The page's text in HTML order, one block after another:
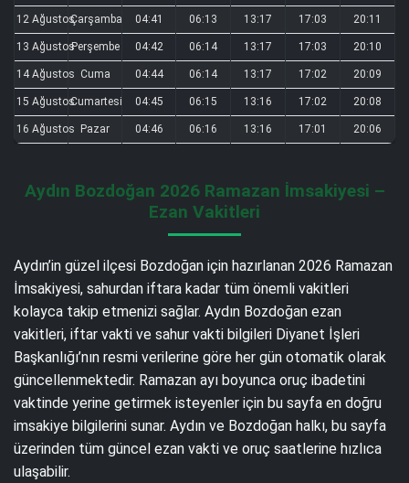
12 AğustosÇarşamba 04:41 06:13 13:17 17:03 20:11
13 AğustosPerşembe 04:42 06:14 13:17 17:03 20:10
14 Ağustos Cuma 04:44 06:14 13:17 17:02 20:09
15 AğustosCumartesi 04:45 06:15 13:16 17:02 20:08
16 Ağustos Pazar 04:46 06:16 13:16 17:01 20:06
Aydın Bozdoğan 2026 Ramazan İmsakiyesi –
Ezan Vakitleri
Aydın’in güzel ilçesi Bozdoğan için hazırlanan 2026 Ramazan
İmsakiyesi, sahurdan iftara kadar tüm önemli vakitleri
kolayca takip etmenizi sağlar. Aydın Bozdoğan ezan
vakitleri, iftar vakti ve sahur vakti bilgileri Diyanet İşleri
Başkanlığı’nın resmi verilerine göre her gün otomatik olarak
güncellenmektedir. Ramazan ayı boyunca oruç ibadetini
vaktinde yerine getirmek isteyenler için bu sayfa en doğru
imsakiye bilgilerini sunar. Aydın ve Bozdoğan halkı, bu sayfa
üzerinden tüm güncel ezan vakti ve oruç saatlerine hızlıca
ulaşabilir.